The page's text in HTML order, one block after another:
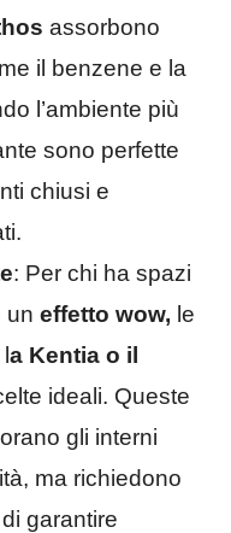
assorbono
il benzene e la
l’ambiente più
sono perfette
chiusi e
: Per chi ha spazi
un effetto wow, le
a Kentia o il
ideali. Queste
gli interni
ma richiedono
garantire